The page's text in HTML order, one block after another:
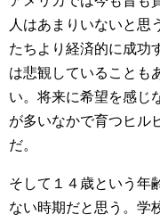
人はあまりいないと思
たちより経済的に成功
は悲観していることも
い。将来に希望を感じ
が多いなかで育つヒル
だ。
そして１４歳という年
ない時期だと思う。学